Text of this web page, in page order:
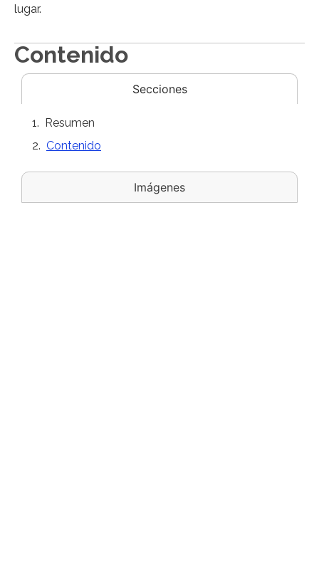
lugar.
Contenido
Secciones
Imágenes
Resumen
Contenido